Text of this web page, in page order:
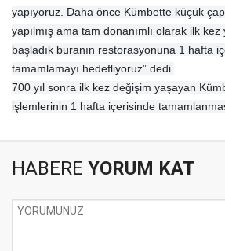
yapıyoruz. Daha önce Kümbette küçük
yapılmış ama tam donanımlı olarak ilk
başladık buranın restorasyonuna 1 hafta
tamamlamayı hedefliyoruz” dedi.
700 yıl sonra ilk kez değişim yaşayan
işlemlerinin 1 hafta içerisinde
HABERE YORUM KAT